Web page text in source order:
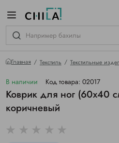
Главная Текстиль Текстильные
В наличии Код товара: 02017
Коврик для ног (60х40
коричневый
гамме